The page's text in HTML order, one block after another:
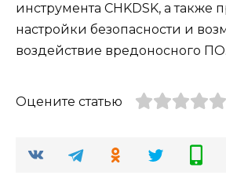
инструмента CHKDSK, а также
настройки безопасности и
воздействие вредоносного ПО.
Оцените статью